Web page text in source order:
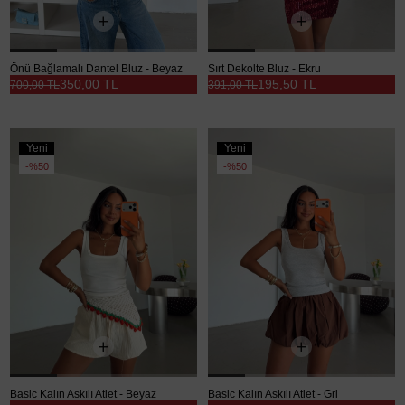
Önü Bağlamalı Dantel Bluz - Beyaz
350,00 TL
700,00 TL
Sırt Dekolte Bluz - Ekru
195,50 TL
391,00 TL
Yeni
Ürün
%50
Basic Kalın Askılı Atlet - Beyaz
Yeni
Ürün
%50
Basic Kalın Askılı Atlet - Gri